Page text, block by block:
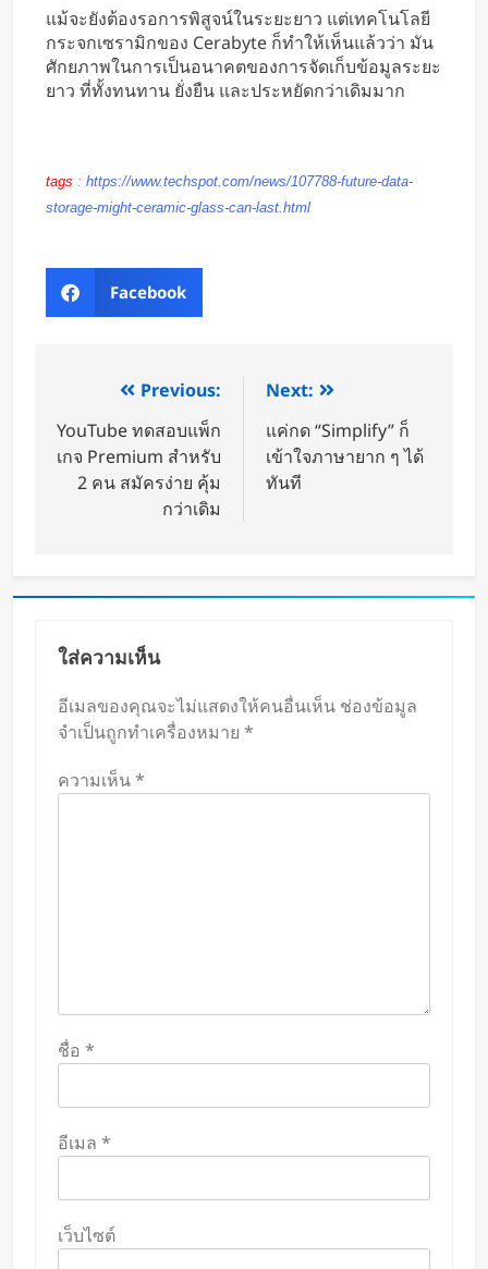
แม้จะยังต้องรอการพิสูจน์ในระยะยาว แต่เทคโนโลยี
กระจกเซรามิกของ Cerabyte ก็ทำให้เห็นแล้วว่า มัน
ศักยภาพในการเป็นอนาคตของการจัดเก็บข้อมูลระยะ
ยาว ที่ทั้งทนทาน ยั่งยืน และประหยัดกว่าเดิมมาก
tags : https://www.techspot.com/news/107788-future-data-
storage-might-ceramic-glass-can-last.html
Facebook
Previous:
YouTube ทดสอบแพ็ก
เกจ Premium สำหรับ
2 คน สมัครง่าย คุ้ม
กว่าเดิม
Next:
แค่กด “Simplify” ก็
เข้าใจภาษายาก ๆ ได้
ทันที
ใส่ความเห็น
อีเมลของคุณจะไม่แสดงให้คนอื่นเห็น ช่องข้อมูล
จำเป็นถูกทำเครื่องหมาย *
ความเห็น*
ชื่อ *
อีเมล *
เว็บไซต์